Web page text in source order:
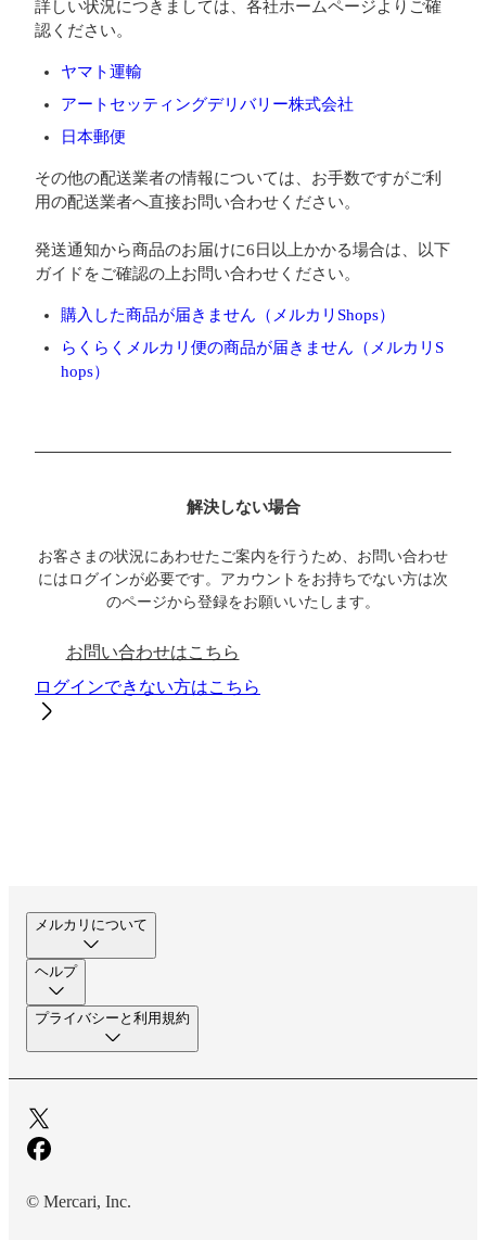
詳しい状況につきましては、各社ホームページよりご確
認ください。
ヤマト運輸
アートセッティングデリバリー株式会社
日本郵便
その他の配送業者の情報については、お手数ですがご利
用の配送業者へ直接お問い合わせください。
発送通知から商品のお届けに6日以上かかる場合は、以下
ガイドをご確認の上お問い合わせください。
購入した商品が届きません（メルカリShops）
らくらくメルカリ便の商品が届きません（メルカリS
hops）
解決しない場合
お客さまの状況にあわせたご案内を行うため、お問い合わせ
にはログインが必要です。アカウントをお持ちでない方は次
のページから登録をお願いいたします。
お問い合わせはこちら
ログインできない方はこちら
メルカリについて
ヘルプ
プライバシーと利用規約
© Mercari, Inc.